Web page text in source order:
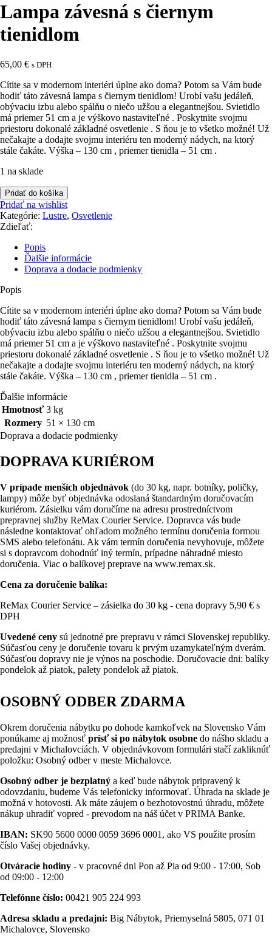
Lampa závesná s čiernym
tienidlom
65,00 € s DPH
Cítite sa v modernom interiéri úplne ako doma? Potom sa Vám bude
hodiť táto závesná lampa s čiernym tienidlom! Urobí vašu jedáleň,
obývaciu izbu alebo spálňu o niečo užšou a elegantnejšou. Svietidlo
má priemer 51 cm a je výškovo nastaviteľné . Poskytnite svojmu
priestoru dokonalé základné osvetlenie . S ňou je to všetko možné! Už
nečakajte a dodajte svojmu interiéru ten moderný nádych, na ktorý
stále čakáte. Výška – 130 cm , priemer tienidla – 51 cm .
1 na sklade
množstvo
Lampa
závesná
s
tienidlom
Pridať do košíka
Pridať na wishlist
Kategórie: Lustre, Osvetlenie
Zdieľať:
Popis
Ďalšie informácie
Doprava a dodacie podmienky
Popis
Cítite sa v modernom interiéri úplne ako doma? Potom sa Vám bude
hodiť táto závesná lampa s čiernym tienidlom! Urobí vašu jedáleň,
obývaciu izbu alebo spálňu o niečo užšou a elegantnejšou. Svietidlo
má priemer 51 cm a je výškovo nastaviteľné . Poskytnite svojmu
priestoru dokonalé základné osvetlenie . S ňou je to všetko možné! Už
nečakajte a dodajte svojmu interiéru ten moderný nádych, na ktorý
stále čakáte. Výška – 130 cm , priemer tienidla – 51 cm .
Ďalšie informácie
Hmotnosť 3 kg
Rozmery 51 × 130 cm
Doprava a dodacie podmienky
DOPRAVA KURIÉROM
V prípade menších objednávok (do 30 kg, napr. botníky, poličky,
lampy) môže byť objednávka odoslaná štandardným doručovacím
kuriérom. Zásielku vám doručíme na adresu prostredníctvom
prepravnej služby ReMax Courier Service. Dopravca vás bude
následne kontaktovať ohľadom možného termínu doručenia formou
SMS alebo telefonátu. Ak vám termín doručenia nevyhovuje, môžete
si s dopravcom dohodnúť iný termín, prípadne náhradné miesto
doručenia. Viac o balíkovej preprave na www.remax.sk.
Cena za doručenie balíka:
ReMax Courier Service – zásielka do 30 kg - cena dopravy 5,90 € s
DPH
Uvedené ceny sú jednotné pre prepravu v rámci Slovenskej republiky.
Súčasťou ceny je doručenie tovaru k prvým uzamykateľným dverám.
Súčasťou dopravy nie je výnos na poschodie. Doručovacie dni: balíky
pondelok až piatok, palety pondelok až piatok.
OSOBNÝ ODBER ZDARMA
Okrem doručenia nábytku po dohode kamkoľvek na Slovensko Vám
ponúkame aj možnosť prísť si po nábytok osobne do nášho skladu a
predajni v Michalovciách. V objednávkovom formulári stačí zakliknúť
položku: Osobný odber v meste Michalovce.
Osobný odber je bezplatný a keď bude nábytok pripravený k
odovzdaniu, budeme Vás telefonicky informovať. Úhrada na sklade je
možná v hotovosti. Ak máte záujem o bezhotovostnú úhradu, môžete
nákup uhradiť vopred - prevodom na náš účet v PRIMA Banke.
IBAN: SK90 5600 0000 0059 3696 0001, ako VS použite prosím
číslo Vašej objednávky.
Otváracie hodiny - v pracovné dni Pon až Pia od 9:00 - 17:00, Sob
od 09:00 - 12:00
Telefónne číslo: 00421 905 224 993
Adresa skladu a predajni: Big Nábytok, Priemyselná 5805, 071 01
Michalovce, Slovensko